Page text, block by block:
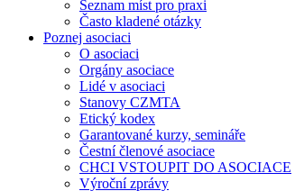
Seznam míst pro praxi
Často kladené otázky
Poznej asociaci
O asociaci
Orgány asociace
Lidé v asociaci
Stanovy CZMTA
Etický kodex
Garantované kurzy, semináře
Čestní členové asociace
CHCI VSTOUPIT DO ASOCIACE
Výroční zprávy